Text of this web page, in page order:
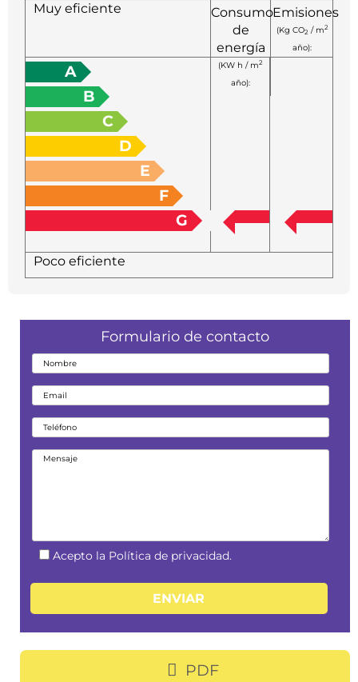
Muy eficiente
Consumo
de
energía
(KW h / m2
año):
Emisiones
(Kg CO2 / m2
año):
A
B
C
D
E
F
G
Poco eficiente
Formulario de contacto
Acepto la Política de privacidad.
PDF